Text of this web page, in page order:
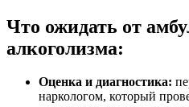
Что ожидать от
алкоголизма:
Оценка и диагностика:
наркологом, который